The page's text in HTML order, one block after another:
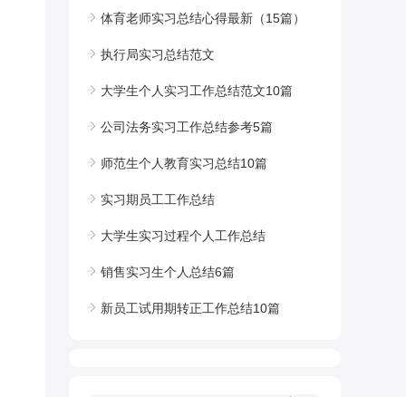
体育老师实习总结心得最新（15篇）
执行局实习总结范文
大学生个人实习工作总结范文10篇
公司法务实习工作总结参考5篇
师范生个人教育实习总结10篇
实习期员工工作总结
大学生实习过程个人工作总结
销售实习生个人总结6篇
新员工试用期转正工作总结10篇